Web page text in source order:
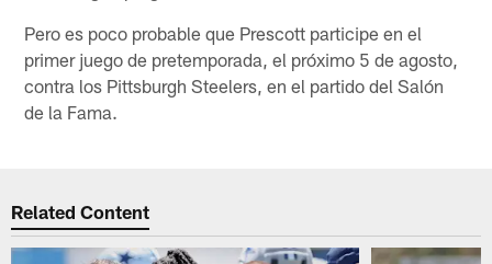
Pero es poco probable que Prescott participe en el
primer juego de pretemporada, el próximo 5 de agosto,
contra los Pittsburgh Steelers, en el partido del Salón
de la Fama.
Related Content